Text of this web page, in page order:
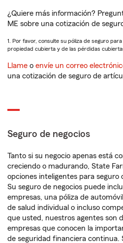
¿Quiere más información?
ME sobre una cotización de
1. Por favor, consulte su póliza de seguro
propiedad cubierta y de las pérdidas
Llame o envíe un correo
una cotización de seguro de
Seguro de negocios
Tanto si su negocio apenas está
creciendo o madurando, State
opciones inteligentes para seguro
Su seguro de negocios puede
empresas, una póliza de
de salud individual o incluso
que usted, nuestros agentes son
empresas que conocen la
de seguridad financiera continua.